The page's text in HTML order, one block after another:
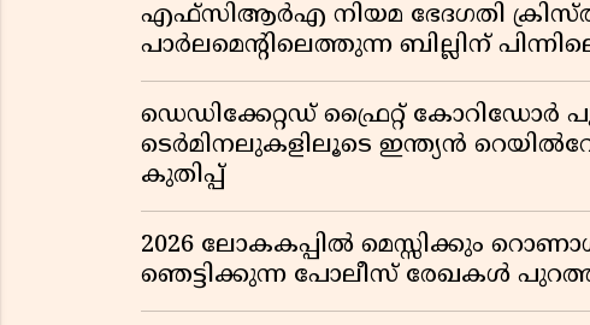
എഫ്സിആർഎ നിയമ ഭേദഗതി
പാർലമെന്റിലെത്തുന്ന ബില്ലിന്
ഡെഡിക്കേറ്റഡ് ഫ്രൈറ്റ്
ടെർമിനലുകളിലൂടെ ഇന്ത്യൻ
കുതിപ്പ്
2026 ലോകകപ്പിൽ മെസ്സിക്കും
ഞെട്ടിക്കുന്ന പോലീസ് രേഖകൾ